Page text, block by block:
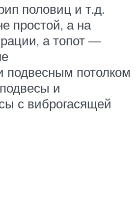
половиц и т.д.
простой, а на
а топот —
подвесным потолком
и
с виброгасящей